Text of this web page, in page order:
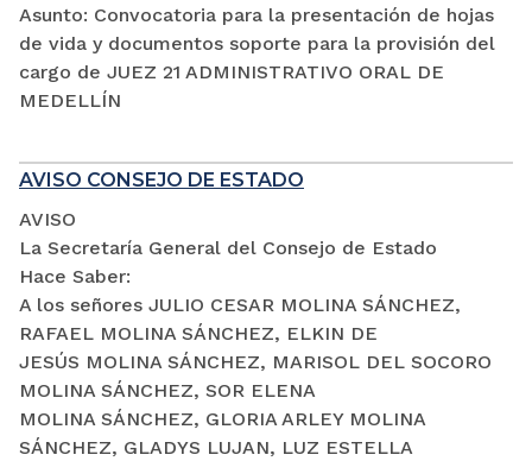
Asunto: Convocatoria para la presentación de hojas
de vida y documentos soporte para la provisión del
cargo de JUEZ 21 ADMINISTRATIVO ORAL DE
MEDELLÍN
AVISO CONSEJO DE ESTADO
AVISO
La Secretaría General del Consejo de Estado
Hace Saber:
A los señores JULIO CESAR MOLINA SÁNCHEZ,
RAFAEL MOLINA SÁNCHEZ, ELKIN DE
JESÚS MOLINA SÁNCHEZ, MARISOL DEL SOCORO
MOLINA SÁNCHEZ, SOR ELENA
MOLINA SÁNCHEZ, GLORIA ARLEY MOLINA
SÁNCHEZ, GLADYS LUJAN, LUZ ESTELLA